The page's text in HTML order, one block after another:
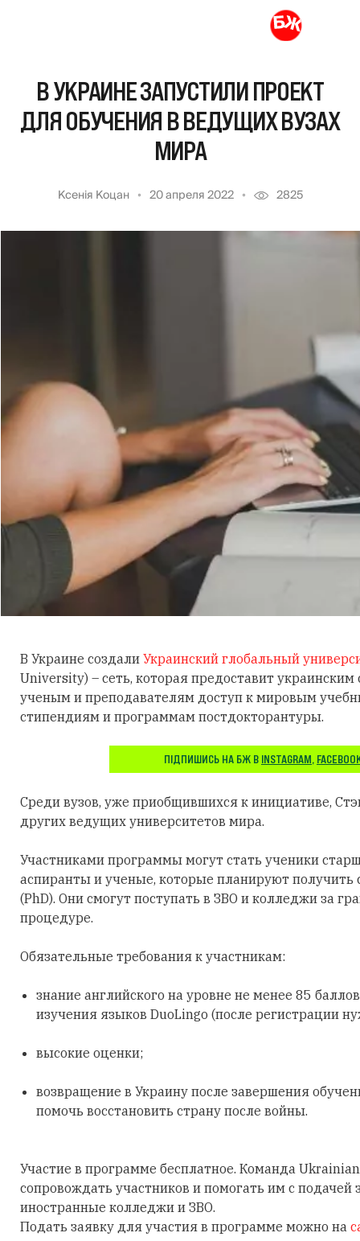
В УКРАИНЕ ЗАПУСТИЛИ ПРОЕКТ
ДЛЯ ОБУЧЕНИЯ В ВЕДУЩИХ ВУЗАХ
МИРА
Ксенія Коцан 20 апреля 2022 2825
В Украине создали Украинский глобальный
University) – сеть, которая предоставит
ученым и преподавателям доступ к мировым
стипендиям и программам постдокторантуры.
ПІДПИШИСЬ НА БЖ В INSTAGRAM,
Среди вузов, уже приобщившихся к инициативе,
других ведущих университетов мира.
Участниками программы могут стать ученики
аспиранты и ученые, которые планируют получить
(PhD). Они смогут поступать в ЗВО и колледжи за
процедуре.
Обязательные требования к участникам:
знание английского на уровне не менее 85
изучения языков DuоLingo (после регистрации
высокие оценки;
возвращение в Украину после завершения
помочь восстановить страну после войны.
Участие в программе бесплатное. Команда
сопровождать участников и помогать им с подачей
иностранные колледжи и ЗВО.
Подать заявку для участия в программе можно на